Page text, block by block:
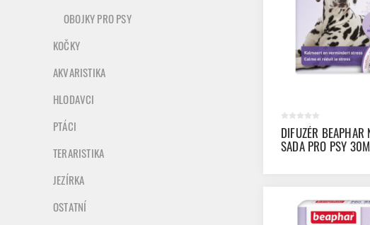
DIFUZÉR BEAPHAR
SADA PRO PSY
OBOJKY PRO PSY
KOČKY
AKVARISTIKA
HLODAVCI
PTÁCI
TERARISTIKA
JEZÍRKA
OSTATNÍ